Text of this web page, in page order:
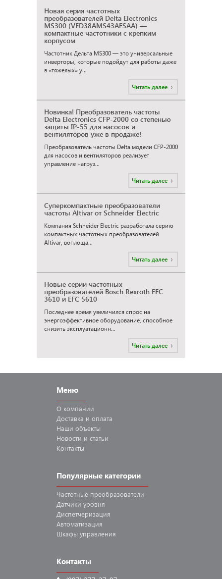
Новая серия частотных
преобразователей Delta Electronics
MS300 (VFD38AMS43AFSAA) —
компактные частотники с крепким
корпусом
Частотник Дельта MS300 — это универсальные
инверторы, которые подойдут для работы даже
в «тяжелых» у...
Читать далее
Новинка! Преобразователь частоты
Delta Electronics CFP-2000 со степенью
защиты IP-55 для насосов и
вентиляторов уже в продаже!
Преобразователь частоты Delta модели CFP-2000
для насосов и вентиляторов реализует
управление нагруз...
Читать далее
Суперкомпактные преобразователи
частоты Altivar от Schneider Electric
Компания Schneider Electric разработала серию
компактных частотных преобразователей
Altivar, воплоща...
Читать далее
Новые серии частотных
преобразователей Bosch Rexroth EFC
3610 и EFC 5610
Последнее время увеличился спрос на
энергоэффективное оборудование, способное
снизить эксплуатационн...
Читать далее
Меню
О компании
Доставка и оплата
Наши объекты
Новости и статьи
Контакты
Популярные категории
Частотные преобразователи
Датчики уровня
Диспетчеризация
Автоматизация
Шкафы управления
Контакты